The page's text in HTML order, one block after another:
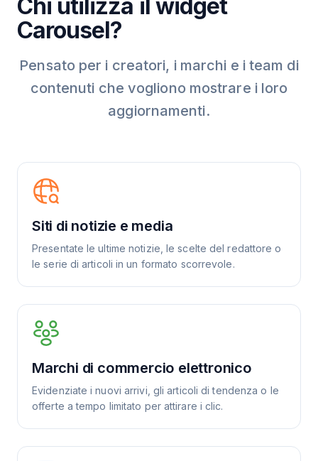
Chi utilizza il widget
Carousel?
Pensato per i creatori, i marchi e i team di
contenuti che vogliono mostrare i loro
aggiornamenti.
Siti di notizie e media
Presentate le ultime notizie, le scelte del redattore o
le serie di articoli in un formato scorrevole.
Marchi di commercio elettronico
Evidenziate i nuovi arrivi, gli articoli di tendenza o le
offerte a tempo limitato per attirare i clic.